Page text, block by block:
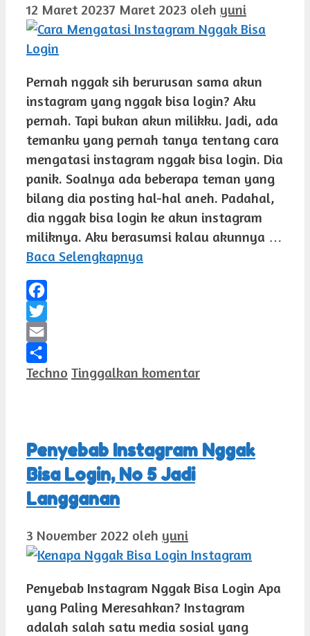
12 Maret 20237 Maret 2023 oleh yuni
Pernah nggak sih berurusan sama akun
instagram yang nggak bisa login? Aku
pernah. Tapi bukan akun milikku. Jadi, ada
temanku yang pernah tanya tentang cara
mengatasi instagram nggak bisa login. Dia
panik. Soalnya ada beberapa teman yang
bilang dia posting hal-hal aneh. Padahal,
dia nggak bisa login ke akun instagram
miliknya. Aku berasumsi kalau akunnya …
Baca Selengkapnya
Facebook
Twitter
Email
Share
Kategori
Techno Tinggalkan komentar
Penyebab Instagram Nggak
Bisa Login, No 5 Jadi
Langganan
3 November 2022 oleh yuni
Penyebab Instagram Nggak Bisa Login Apa
yang Paling Meresahkan? Instagram
adalah salah satu media sosial yang